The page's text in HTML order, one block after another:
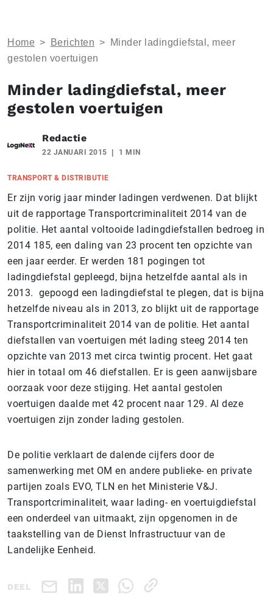
Home > Berichten >
Minder ladingdiefstal, meer
gestolen voertuigen
Minder ladingdiefstal, meer
gestolen voertuigen
Redactie
22 JANUARI 2015 1 MIN
TRANSPORT & DISTRIBUTIE
Er zijn vorig jaar minder ladingen verdwenen. Dat blijkt
uit de rapportage Transportcriminaliteit 2014 van de
politie. Het aantal voltooide ladingdiefstallen bedroeg in
2014 185, een daling van 23 procent ten opzichte van
een jaar eerder. Er werden 181 pogingen tot
ladingdiefstal gepleegd, bijna hetzelfde aantal als in
2013. gepoogd een ladingdiefstal te plegen, dat is bijna
hetzelfde niveau als in 2013, zo blijkt uit de rapportage
Transportcriminaliteit 2014 van de politie. Het aantal
diefstallen van voertuigen mét lading steeg 2014 ten
opzichte van 2013 met circa twintig procent. Het gaat
hier in totaal om 46 diefstallen. Er is geen aanwijsbare
oorzaak voor deze stijging. Het aantal gestolen
voertuigen daalde met 42 procent naar 129. Al deze
voertuigen zijn zonder lading gestolen.
De politie verklaart de dalende cijfers door de
samenwerking met OM en andere publieke- en private
partijen zoals EVO, TLN en het Ministerie V&J.
Transportcriminaliteit, waar lading- en voertuigdiefstal
een onderdeel van uitmaakt, zijn opgenomen in de
taakstelling van de Dienst Infrastructuur van de
Landelijke Eenheid.
DEEL